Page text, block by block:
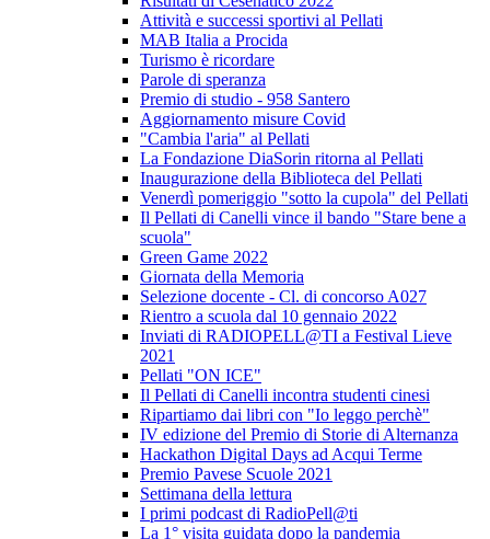
Attività e successi sportivi al Pellati
MAB Italia a Procida
Turismo è ricordare
Parole di speranza
Premio di studio - 958 Santero
Aggiornamento misure Covid
"Cambia l'aria" al Pellati
La Fondazione DiaSorin ritorna al Pellati
Inaugurazione della Biblioteca del Pellati
Venerdì pomeriggio "sotto la cupola" del Pellati
Il Pellati di Canelli vince il bando "Stare bene a
scuola"
Green Game 2022
Giornata della Memoria
Selezione docente - Cl. di concorso A027
Rientro a scuola dal 10 gennaio 2022
Inviati di RADIOPELL@TI a Festival Lieve
2021
Pellati "ON ICE"
Il Pellati di Canelli incontra studenti cinesi
Ripartiamo dai libri con "Io leggo perchè"
IV edizione del Premio di Storie di Alternanza
Hackathon Digital Days ad Acqui Terme
Premio Pavese Scuole 2021
Settimana della lettura
I primi podcast di RadioPell@ti
La 1° visita guidata dopo la pandemia